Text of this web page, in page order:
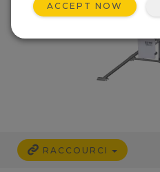
RACCOURCI
ACCEPT NOW